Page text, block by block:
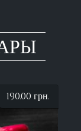
190.00 грн.